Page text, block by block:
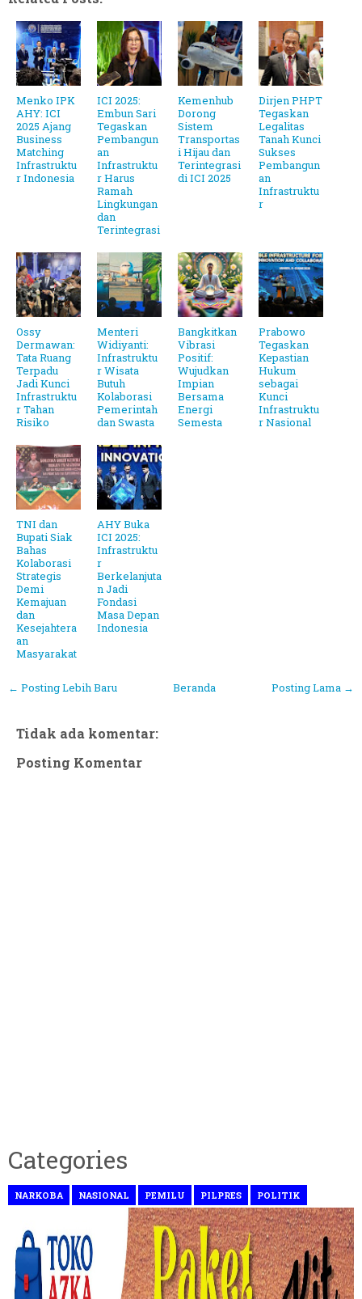
Menko IPK
AHY: ICI
2025 Ajang
Business
Matching
Infrastruktu
r Indonesia
ICI 2025:
Embun Sari
Tegaskan
Pembangun
an
Infrastruktu
r Harus
Ramah
Lingkungan
dan
Terintegrasi
Kemenhub
Dorong
Sistem
Transportas
i Hijau dan
Terintegrasi
di ICI 2025
Dirjen PHPT
Tegaskan
Legalitas
Tanah Kunci
Sukses
Pembangun
an
Infrastruktu
r
Ossy
Dermawan:
Tata Ruang
Terpadu
Jadi Kunci
Infrastruktu
r Tahan
Risiko
Menteri
Widiyanti:
Infrastruktu
r Wisata
Butuh
Kolaborasi
Pemerintah
dan Swasta
Bangkitkan
Vibrasi
Positif:
Wujudkan
Impian
Bersama
Energi
Semesta
Prabowo
Tegaskan
Kepastian
Hukum
sebagai
Kunci
Infrastruktu
r Nasional
TNI dan
Bupati Siak
Bahas
Kolaborasi
Strategis
Demi
Kemajuan
dan
Kesejahtera
an
Masyarakat
AHY Buka
ICI 2025:
Infrastruktu
r
Berkelanjuta
n Jadi
Fondasi
Masa Depan
Indonesia
← Posting Lebih Baru Posting Lama →
Beranda
Tidak ada komentar:
Posting Komentar
Categories
NARKOBA NASIONAL PEMILU PILPRES POLITIK